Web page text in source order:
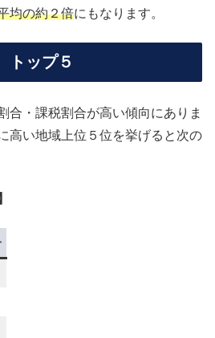
均の約２倍にもなります。
ップ５
合・課税割合が高い傾向にありま
高い地域上位５位を挙げると次の